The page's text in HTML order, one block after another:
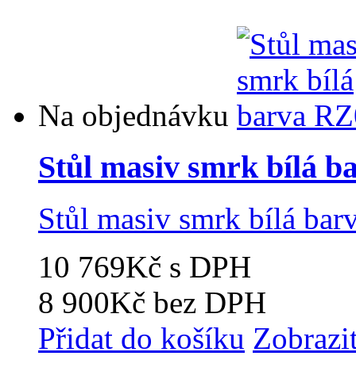
Na objednávku
Stůl masiv smrk bílá
Stůl masiv smrk bílá
10 769Kč s DPH
8 900Kč bez DPH
Přidat do košíku